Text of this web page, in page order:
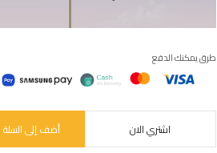
طرق يمكنك الدفع
أضف إلى السلة اشتري الان